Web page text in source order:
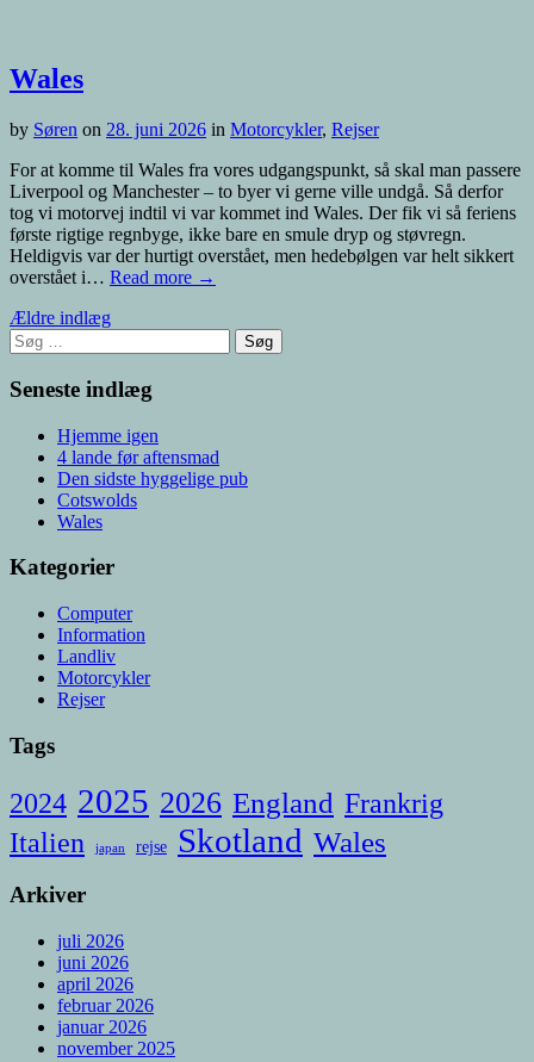
Wales
by Søren on 28. juni 2026 in Motorcykler, Rejser
For at komme til Wales fra vores udgangspunkt, så skal man passere
Liverpool og Manchester – to byer vi gerne ville undgå. Så derfor
tog vi motorvej indtil vi var kommet ind Wales. Der fik vi så feriens
første rigtige regnbyge, ikke bare en smule dryp og støvregn.
Heldigvis var der hurtigt overstået, men hedebølgen var helt sikkert
overstået i… Read more →
Navigation
til
indlæg
Ældre indlæg
Søg
efter:
Seneste indlæg
Hjemme igen
4 lande før aftensmad
Den sidste hyggelige pub
Cotswolds
Wales
Kategorier
Computer
Information
Landliv
Motorcykler
Rejser
Tags
2024 2025 2026 England Frankrig
Italien
japan rejse Skotland Wales
Arkiver
juli 2026
juni 2026
april 2026
februar 2026
januar 2026
november 2025